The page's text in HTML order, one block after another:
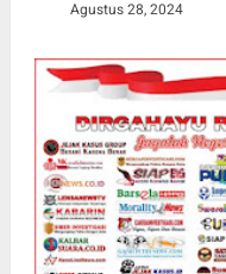
Agustus 28, 2024